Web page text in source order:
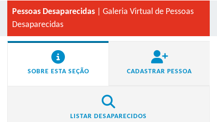
Pessoas Desaparecidas
| Galeria Virtual de Pessoas
Desaparecidas
SOBRE ESTA SEÇÃO CADASTRAR PESSOA
LISTAR DESAPARECIDOS